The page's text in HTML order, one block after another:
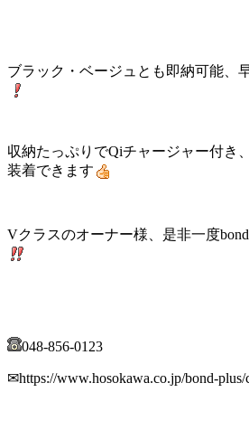
ブラック・ベージュとも即納可能、
収納たっぷりでQiチャージャー付き
装着できます
Vクラスのオーナー様、是非一度
048-856-0123
✉https://www.hosokawa.co.jp/bond-plus/